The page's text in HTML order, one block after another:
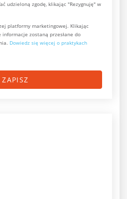
udzieloną zgodę, klikając "Rezygnuję" w
platformy marketingowej. Klikając
zostaną przesłane do
Dowiedz się więcej o praktykach
ZAPISZ